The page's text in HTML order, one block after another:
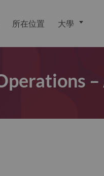
所在位置 大學
–